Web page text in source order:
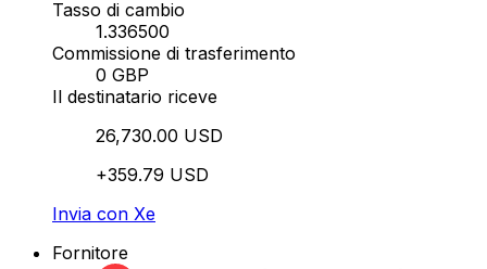
Tasso di cambio
1.336500
Commissione di trasferimento
0 GBP
Il destinatario riceve
26,730.00 USD
+359.79 USD
Invia con Xe
Fornitore